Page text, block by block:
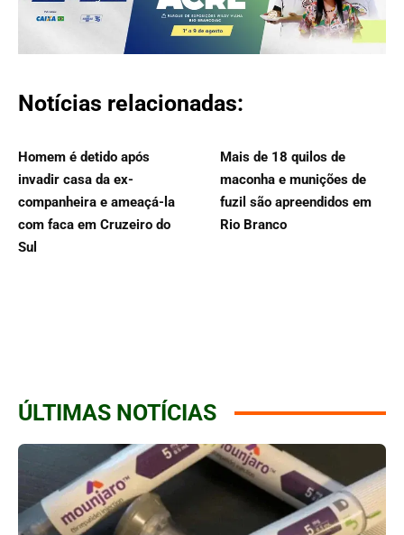
Notícias relacionadas:
Homem é detido após
invadir casa da ex-
companheira e ameaçá-la
com faca em Cruzeiro do
Sul
Mais de 18 quilos de
maconha e munições de
fuzil são apreendidos em
Rio Branco
ÚLTIMAS NOTÍCIAS